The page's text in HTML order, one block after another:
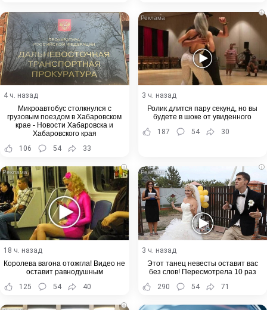
4 ч. назад
Микроавтобус столкнулся с
грузовым поездом в Хабаровском
крае - Новости Хабаровска и
Хабаровского края
106
54 33
i
3 ч. назад
Ролик длится пару секунд, но вы
будете в шоке от увиденного
187
54 30
i
18 ч. назад
Королева вагона отожгла! Видео не
оставит равнодушным
125
54 40
i
3 ч. назад
Этот танец невесты оставит вас
без слов! Пересмотрела 10 раз
290
54 71
i